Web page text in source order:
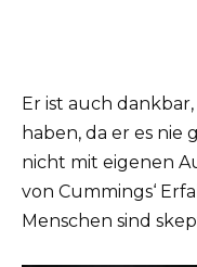
Er ist auch
haben, da er es
nicht mit eigenen
von Cummings‘
Menschen sind